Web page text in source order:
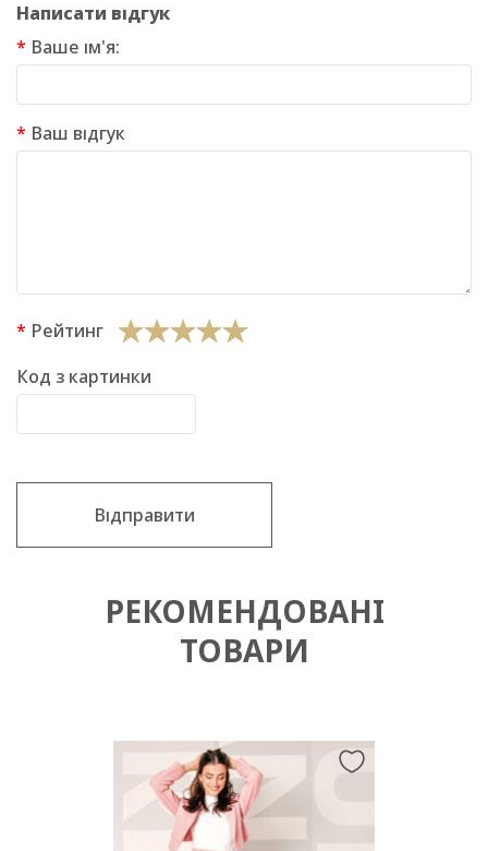
Написати відгук
Ваше ім'я:
Ваш відгук
Рейтинг
Код з картинки
Відправити
РЕКОМЕНДОВАНІ
ТОВАРИ